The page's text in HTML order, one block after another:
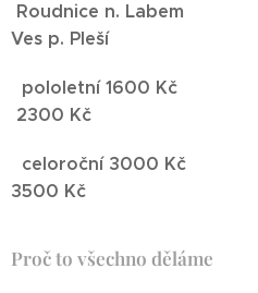
Roudnice n.
Ves p. Pleší
pololetní
2300 Kč
celoroční
3500 Kč
Proč to všechno děláme